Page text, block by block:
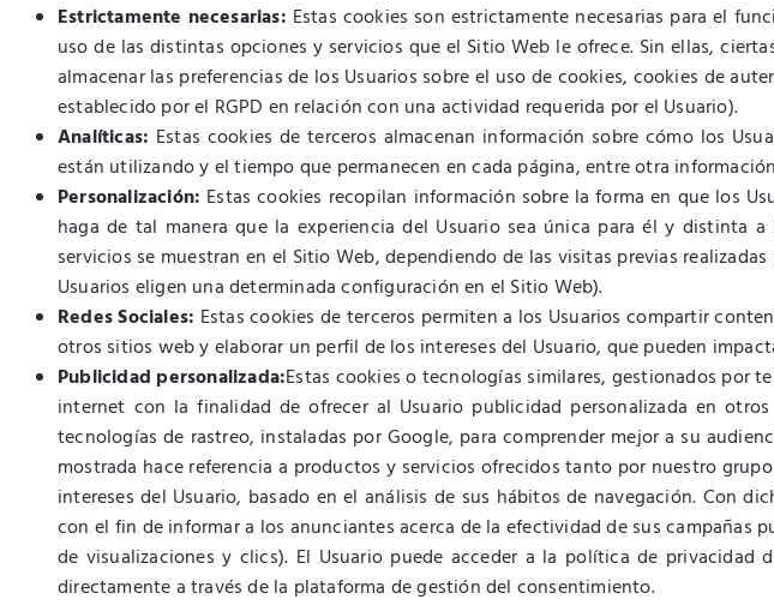
Estrictamente necesarias: Estas cookies son estrictamente necesarias para el
uso de las distintas opciones y servicios que el Sitio Web le ofrece. Sin ellas,
almacenar las preferencias de los Usuarios sobre el uso de cookies, cookies de
establecido por el RGPD en relación con una actividad requerida por el Usuario).
Analíticas: Estas cookies de terceros almacenan información sobre cómo los
están utilizando y el tiempo que permanecen en cada página, entre otra
Personalización: Estas cookies recopilan información sobre la forma en que los
haga de tal manera que la experiencia del Usuario sea única para él y distinta
servicios se muestran en el Sitio Web, dependiendo de las visitas previas
Usuarios eligen una determinada configuración en el Sitio Web).
Redes Sociales: Estas cookies de terceros permiten a los Usuarios compartir
otros sitios web y elaborar un perfil de los intereses del Usuario, que pueden
Publicidad personalizada:Estas cookies o tecnologías similares, gestionados por
internet con la finalidad de ofrecer al Usuario publicidad personalizada en
tecnologías de rastreo, instaladas por Google, para comprender mejor a su
mostrada hace referencia a productos y servicios ofrecidos tanto por nuestro
intereses del Usuario, basado en el análisis de sus hábitos de navegación. Con
con el fin de informar a los anunciantes acerca de la efectividad de sus
de visualizaciones y clics). El Usuario puede acceder a la política de
directamente a través de la plataforma de gestión del consentimiento.